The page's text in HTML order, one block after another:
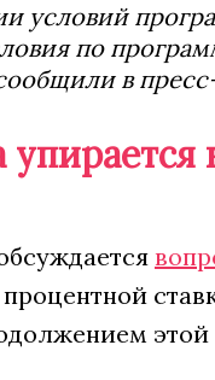
условий
по
в
этой